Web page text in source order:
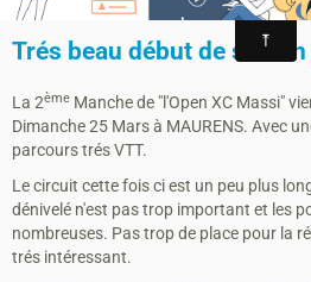
Trés beau début de
La 2ème Manche de "l'Open XC Massi"
Dimanche 25 Mars à MAURENS. Avec
parcours trés VTT.
Le circuit cette fois ci est un peu plus
dénivelé n'est pas trop important et les
nombreuses. Pas trop de place pour la
trés intéressant.